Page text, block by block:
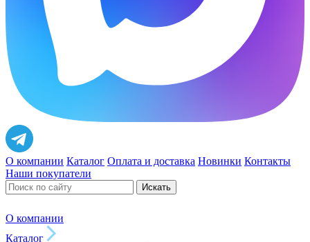
О компании Каталог Оплата и доставка Новинки Контакты
Наши покупатели
Искать
О компании
Каталог